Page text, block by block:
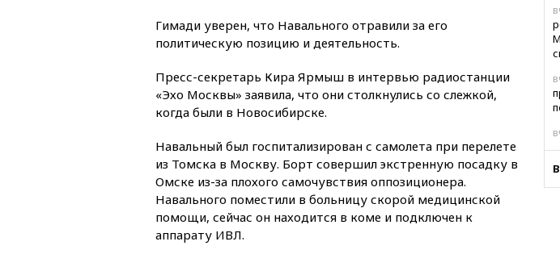
Гимади уверен, что Навального отравили за его
политическую позицию и деятельность.
Пресс-секретарь Кира Ярмыш в интервью радиостанции
«Эхо Москвы» заявила, что они столкнулись со слежкой,
когда были в Новосибирске.
Навальный был госпитализирован с самолета при перелете
из Томска в Москву. Борт совершил экстренную посадку в
Омске из-за плохого самочувствия оппозиционера.
Навального поместили в больницу скорой медицинской
помощи, сейчас он находится в коме и подключен к
аппарату ИВЛ.